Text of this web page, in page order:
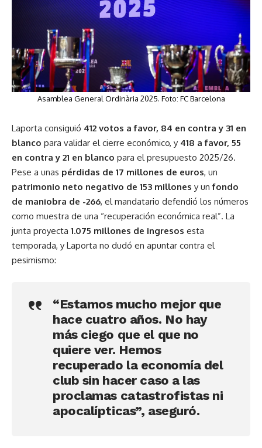
Asamblea General Ordinària 2025. Foto: FC Barcelona
Laporta consiguió 412 votos a favor, 84 en contra y 31 en
blanco para validar el cierre económico, y 418 a favor, 55
en contra y 21 en blanco para el presupuesto 2025/26.
Pese a unas pérdidas de 17 millones de euros, un
patrimonio neto negativo de 153 millones y unfondo
de maniobra de -266, el mandatario defendió los números
como muestra de una “recuperación económica real”. La
junta proyecta 1.075 millones de ingresos esta
temporada, y Laporta no dudó en apuntar contra el
pesimismo:
“Estamos mucho mejor que
hace cuatro años. No hay
más ciego que el que no
quiere ver. Hemos
recuperado la economía del
club sin hacer caso a las
proclamas catastrofistas ni
apocalípticas”, aseguró.